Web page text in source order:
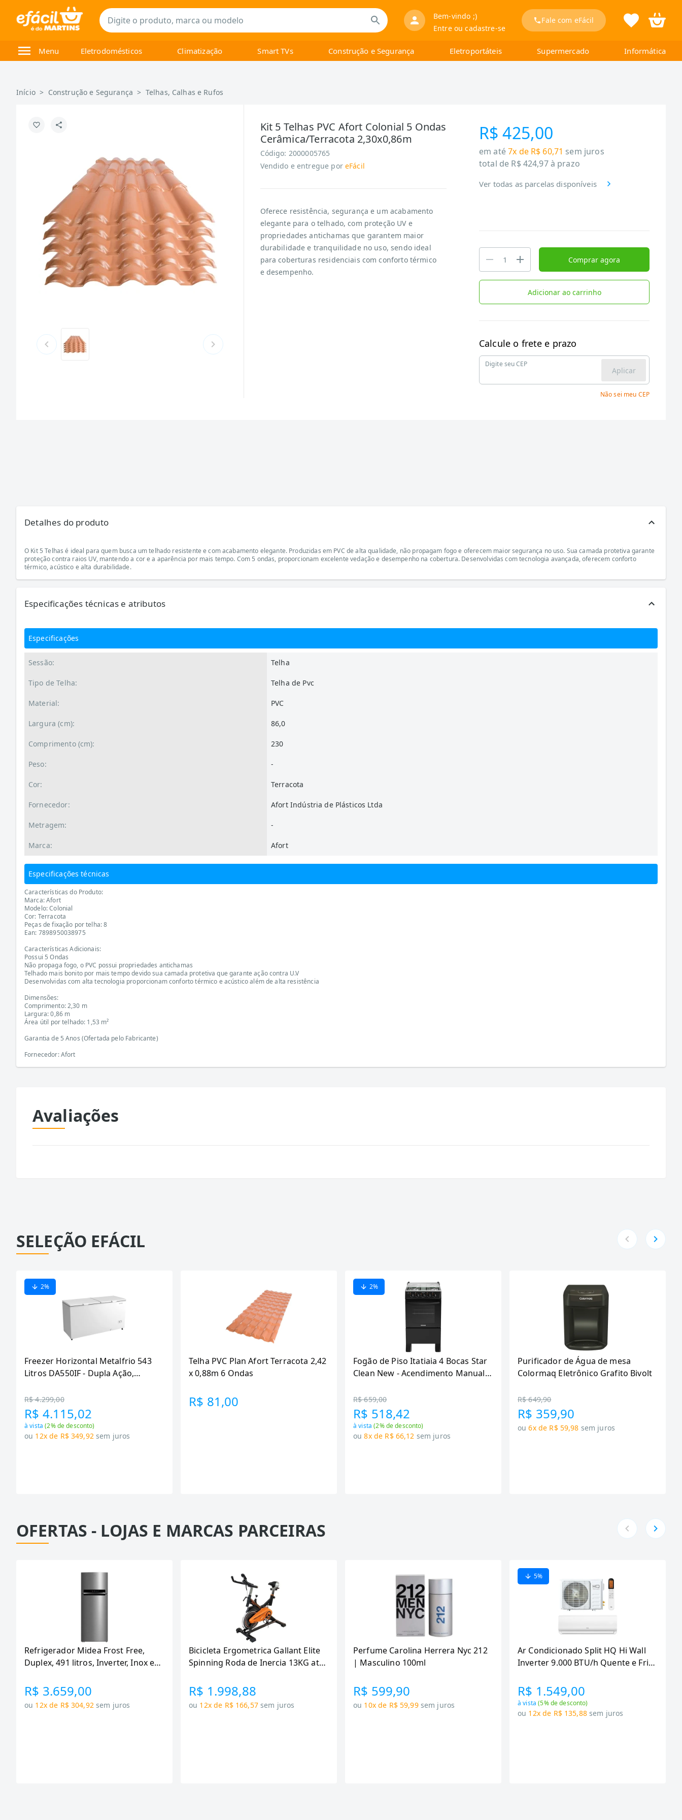
Bem-vindo ;)
Entre ou cadastre-se
Fale com eFácil
Menu Eletrodomésticos Climatização Smart TVs Construção e Segurança Eletroportáteis Supermercado Informática
Início > Construção e Segurança > Telhas, Calhas e Rufos
Kit 5 Telhas PVC Afort Colonial 5 Ondas
Cerâmica/Terracota 2,30x0,86m
Código: 2000005765
Vendido e entregue por eFácil
Oferece resistência, segurança e um acabamento
elegante para o telhado, com proteção UV e
propriedades antichamas que garantem maior
durabilidade e tranquilidade no uso, sendo ideal
para coberturas residenciais com conforto térmico
e desempenho.
R$ 425,00
em até7x de R$ 60,71 sem juros
total de R$ 424,97à prazo
Ver todas as parcelas disponíveis
Comprar agora
Adicionar ao carrinho
Calcule o frete e prazo
Digite seu CEP
Aplicar
Não sei meu CEP
Detalhes do produto
O Kit 5 Telhas é ideal para quem busca um telhado resistente e com acabamento elegante. Produzidas em PVC de alta qualidade, não propagam fogo e oferecem maior segurança no uso. Sua camada protetiva garante
proteção contra raios UV, mantendo a cor e a aparência por mais tempo. Com 5 ondas, proporcionam excelente vedação e desempenho na cobertura. Desenvolvidas com tecnologia avançada, oferecem conforto
térmico, acústico e alta durabilidade.
Especificações técnicas e atributos
Especificações
Sessão: Telha
Tipo de Telha: Telha de Pvc
Material: PVC
Largura (cm): 86,0
Comprimento (cm): 230
Peso: -
Cor: Terracota
Fornecedor: Afort Indústria de Plásticos Ltda
Metragem: -
Marca: Afort
Especificações técnicas
Características do Produto:
Marca: Afort
Modelo: Colonial
Cor: Terracota
Peças de fixação por telha: 8
Ean: 7898950038975
Características Adicionais:
Possui 5 Ondas
Não propaga fogo, o PVC possui propriedades antichamas
Telhado mais bonito por mais tempo devido sua camada protetiva que garante ação contra U.V
Desenvolvidas com alta tecnologia proporcionam conforto térmico e acústico além de alta resistência
Dimensões:
Comprimento: 2,30 m
Largura: 0,86 m
Área útil por telhado: 1,53 m²
Garantia de 5 Anos (Ofertada pelo Fabricante)
Fornecedor: Afort
Avaliações
SELEÇÃO EFÁCIL
2%
Freezer Horizontal Metalfrio 543
Litros DA550IF - Dupla Ação,
R$ 4.299,00
R$ 4.115,02
à vista(2% de desconto)
ou 12x de R$ 349,92 sem juros
Telha PVC Plan Afort Terracota 2,42
x 0,88m 6 Ondas
R$ 81,00
2%
Fogão de Piso Itatiaia 4 Bocas Star
Clean New - Acendimento Manual,
R$ 659,00
R$ 518,42
à vista(2% de desconto)
ou 8x de R$ 66,12 sem juros
Purificador de Água de mesa
Colormaq Eletrônico Grafito Bivolt
R$ 649,90
R$ 359,90
ou 6x de R$ 59,98 sem juros
OFERTAS - LOJAS E MARCAS PARCEIRAS
Refrigerador Midea Frost Free,
Duplex, 491 litros, Inverter, Inox e
R$ 3.659,00
ou 12x de R$ 304,92 sem juros
Bicicleta Ergometrica Gallant Elite
Spinning Roda de Inercia 13KG ate
R$ 1.998,88
ou 12x de R$ 166,57 sem juros
Perfume Carolina Herrera Nyc 212
| Masculino 100ml
R$ 599,90
ou 10x de R$ 59,99 sem juros
5%
Ar Condicionado Split HQ Hi Wall
Inverter 9.000 BTU/h Quente e Frio
VIHT9KCH3S2S23 -
R$ 1.549,00
à vista(5% de desconto)
ou 12x de R$ 135,88 sem juros